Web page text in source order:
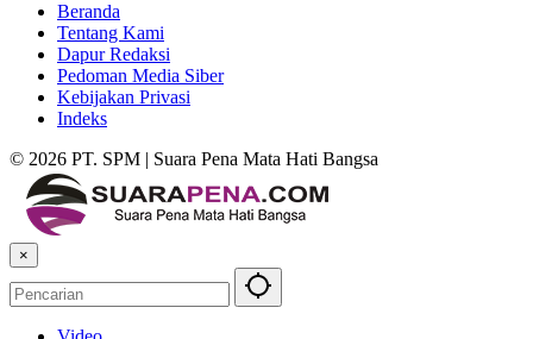
Beranda
Tentang Kami
Dapur Redaksi
Pedoman Media Siber
Kebijakan Privasi
Indeks
© 2026 PT. SPM | Suara Pena Mata Hati Bangsa
×